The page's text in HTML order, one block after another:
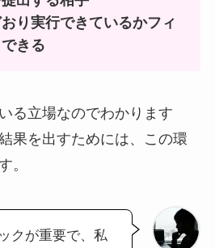
り実行できているかフィ
きる
る立場なのでわかります
果を出すためには、この環
。
クが重要で、私